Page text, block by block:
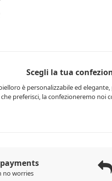
Scegli la tua
è personalizzabile ed
preferisci, la confezioneremo noi
no worries